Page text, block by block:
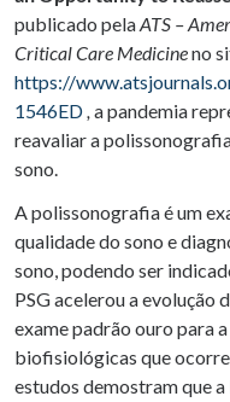
publicado pelaATS –
Critical Care Medicineno
https://
1546ED, a pandemia
reavaliar a
sono.
A polissonografia é um
qualidade do sono e
sono, podendo ser
PSG acelerou a evolução
exame padrão ouro para
biofisiológicas que
estudos demostram que